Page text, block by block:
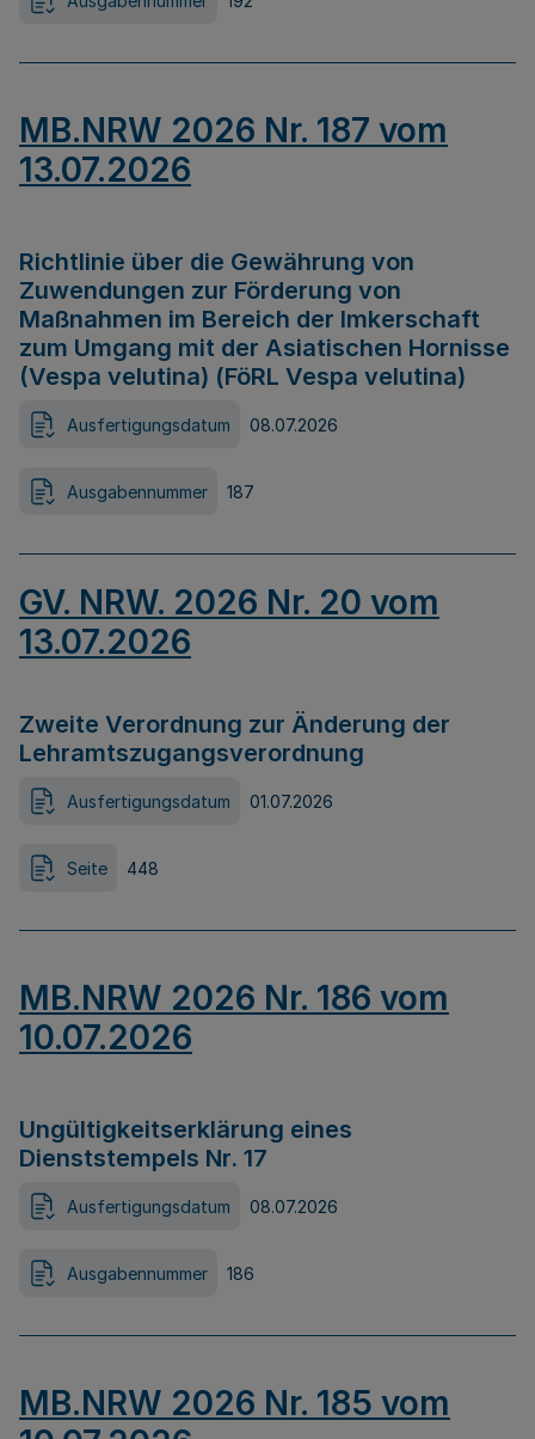
MB.NRW 2026 Nr. 187 vom
13.07.2026
Richtlinie über die Gewährung von
Zuwendungen zur Förderung von
Maßnahmen im Bereich der Imkerschaft
zum Umgang mit der Asiatischen Hornisse
(Vespa velutina) (FöRL Vespa velutina)
Ausfertigungsdatum 08.07.2026
Ausgabennummer 187
GV. NRW. 2026 Nr. 20 vom
13.07.2026
Zweite Verordnung zur Änderung der
Lehramtszugangsverordnung
Ausfertigungsdatum 01.07.2026
Seite 448
MB.NRW 2026 Nr. 186 vom
10.07.2026
Ungültigkeitserklärung eines
Dienststempels Nr. 17
Ausfertigungsdatum 08.07.2026
Ausgabennummer 186
MB.NRW 2026 Nr. 185 vom